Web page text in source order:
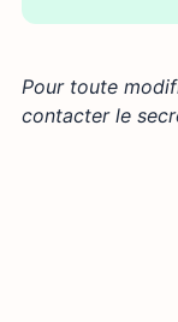
−
Pour toute
contacter le